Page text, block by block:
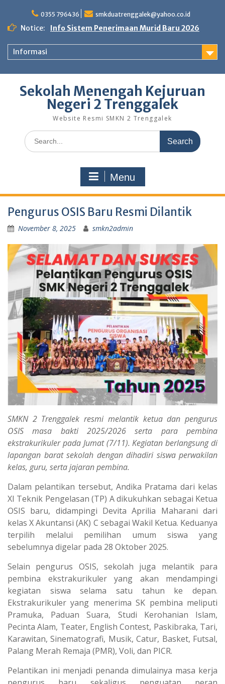
content
0355 796436 smkduatrenggalek@yahoo.co.id
Notice: Info Sistem Penerimaan Murid Baru 2026
Informasi
Sekolah Menengah Kejuruan
Negeri 2 Trenggalek
Website Resmi SMKN 2 Trenggalek
Search
for:
Menu
Pengurus OSIS Baru Resmi Dilantik
November 8, 2025 smkn2admin
SMKN 2 Trenggalek resmi melantik ketua dan pengurus
OSIS masa bakti 2025/2026 serta para pembina
ekstrakurikuler pada Jumat (7/11). Kegiatan berlangsung di
lapangan barat sekolah dengan dihadiri siswa perwakilan
kelas, guru, serta jajaran pembina.
Dalam pelantikan tersebut, Andika Pratama dari kelas
XI Teknik Pengelasan (TP) A dikukuhkan sebagai Ketua
OSIS baru, didampingi Devita Aprilia Maharani dari
kelas X Akuntansi (AK) C sebagai Wakil Ketua. Keduanya
terpilih melalui pemilihan umum siswa yang
sebelumnya digelar pada 28 Oktober 2025.
Selain pengurus OSIS, sekolah juga melantik para
pembina ekstrakurikuler yang akan mendampingi
kegiatan siswa selama satu tahun ke depan.
Ekstrakurikuler yang menerima SK pembina meliputi
Pramuka, Paduan Suara, Studi Kerohanian Islam,
Pecinta Alam, Teater, English Contest, Paskibraka, Tari,
Karawitan, Sinematografi, Musik, Catur, Basket, Futsal,
Palang Merah Remaja (PMR), Voli, dan PICR.
Pelantikan ini menjadi penanda dimulainya masa kerja